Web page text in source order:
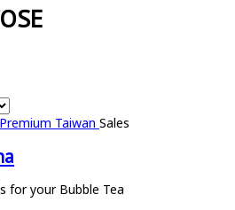
Sales
for your Bubble Tea